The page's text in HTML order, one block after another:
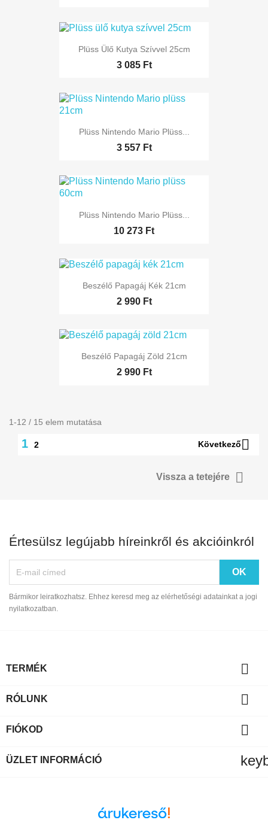
Plüss Ülő Kutya Szívvel 25cm
3 085 Ft
Plüss Nintendo Mario Plüss...
3 557 Ft
Plüss Nintendo Mario Plüss...
10 273 Ft
Beszélő Papagáj Kék 21cm
2 990 Ft
Beszélő Papagáj Zöld 21cm
2 990 Ft
1-12 / 15 elem mutatása
1 2 Következő
Vissza a tetejére 
Értesülsz legújabb híreinkről és akcióinkról
Bármikor leiratkozhatsz. Ehhez keresd meg az elérhetőségi adatainkat a jogi
nyilatkozatban.
TERMÉK 
RÓLUNK 
FIÓKOD 
ÜZLET INFORMÁCIÓ